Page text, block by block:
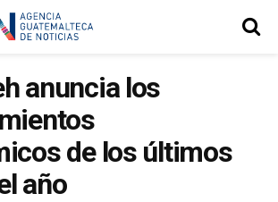
anuncia los
de los últimos
año